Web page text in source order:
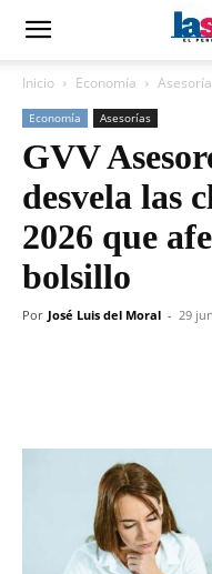
Inicio Economía
Economía Asesorías
GVV
desvela las
2026 que
bolsillo
Por José Luis del Moral - 29